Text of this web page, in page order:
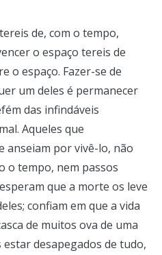
de, com o tempo,
o espaço tereis de
o espaço. Fazer-se de
um deles é permanecer
das infindáveis
Aqueles que
anseiam por vivê-lo, não
o tempo, nem passos
que a morte os leve
confiam em que a vida
de muitos ova de uma
estar desapegados de tudo,